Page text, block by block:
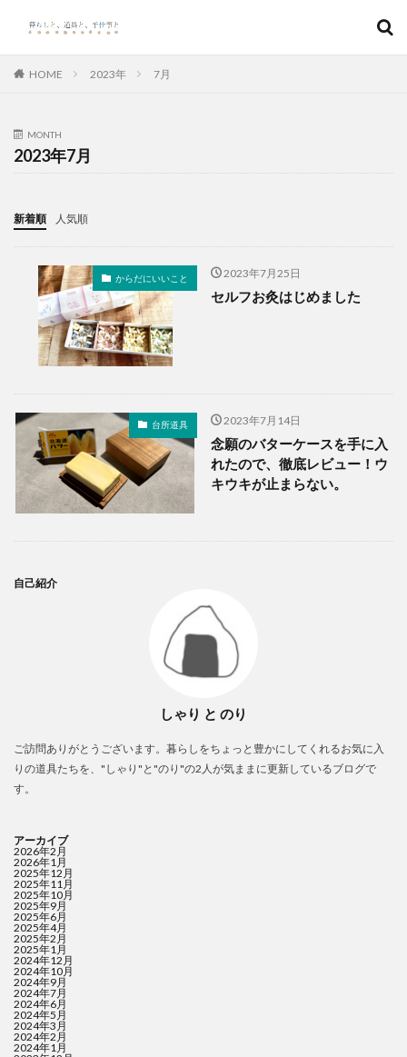
HOME 2023年 7月
MONTH
2023年7月
新着順 人気順
からだにいいこと 2023年7月25日
セルフお灸はじめました
台所道具 2023年7月14日
念願のバターケースを手に入
れたので、徹底レビュー！ウ
キウキが止まらない。
自己紹介
しゃり と のり
ご訪問ありがとうございます。暮らしをちょっと豊かにしてくれるお気に入
りの道具たちを、"しゃり"と"のり"の2人が気ままに更新しているブログで
す。
アーカイブ
2026年2月
2026年1月
2025年12月
2025年11月
2025年10月
2025年9月
2025年6月
2025年4月
2025年2月
2025年1月
2024年12月
2024年10月
2024年9月
2024年7月
2024年6月
2024年5月
2024年3月
2024年2月
2024年1月